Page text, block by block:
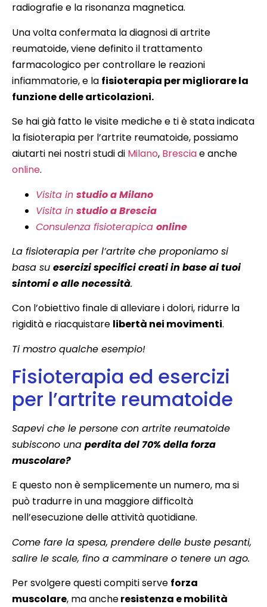
radiografie e la risonanza magnetica.
Una volta confermata la diagnosi di artrite
reumatoide, viene definito il trattamento
farmacologico per controllare le reazioni
infiammatorie, e la fisioterapia per migliorare la
funzione delle articolazioni.
Se hai già fatto le visite mediche e ti è stata indicata
la fisioterapia per l’artrite reumatoide, possiamo
aiutarti nei nostri studi di Milano, Bresciae anche
online.
Visita in studio a Milano
Visita in studio a Brescia
Consulenza fisioterapica online
La fisioterapia per l’artrite che proponiamo si
basa su esercizi specifici creati in base ai tuoi
sintomi e alle necessità.
Con l’obiettivo finale di alleviare i dolori, ridurre la
rigidità e riacquistare libertà nei movimenti.
Ti mostro qualche esempio!
Fisioterapia ed esercizi
per l’artrite reumatoide
Sapevi che le persone con artrite reumatoide
subiscono una perdita del 70% della forza
muscolare?
E questo non è semplicemente un numero, ma si
può tradurre in una maggiore difficoltà
nell’esecuzione delle attività quotidiane.
Come fare la spesa, prendere delle buste pesanti,
salire le scale, fino a camminare o tenere un ago.
Per svolgere questi compiti serve forza
muscolare, ma ancheresistenza e mobilità